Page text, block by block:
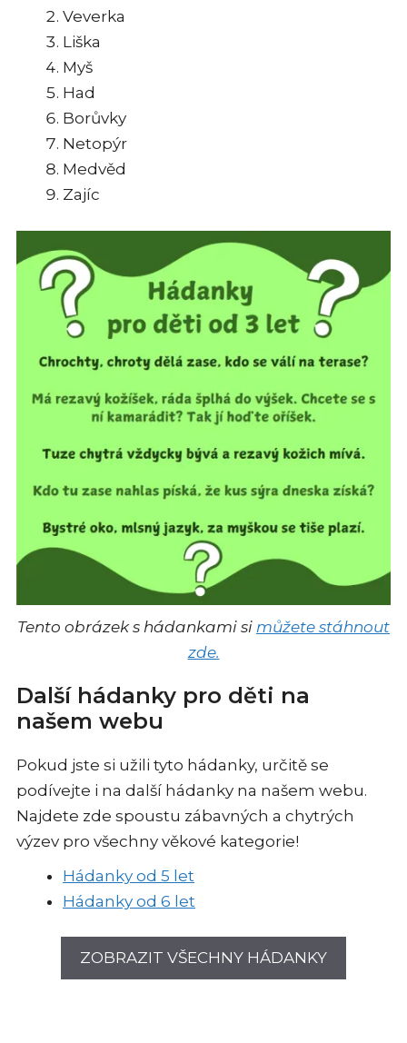
Veverka
Liška
Myš
Had
Borůvky
Netopýr
Medvěd
Zajíc
Tento obrázek s hádankami si můžete stáhnout
zde.
Další hádanky pro děti na
našem webu
Pokud jste si užili tyto hádanky, určitě se
podívejte i na další hádanky na našem webu.
Najdete zde spoustu zábavných a chytrých
výzev pro všechny věkové kategorie!
Hádanky od 5 let
Hádanky od 6 let
ZOBRAZIT VŠECHNY HÁDANKY